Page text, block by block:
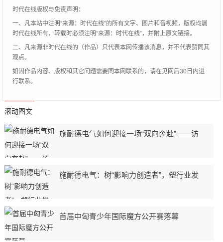
时代在线版权与免责声明：
一、凡本站中注明“来源：时代在线”的所有文字、图片和音视频，版权均属
时代在线所有，转载时必须注明“来源：时代在线”，并附上原文链接。
二、凡来源非时代在线的（作品）只代表本网传播该消息，并不代表赞同其
观点。
如因作品内容、版权和其它问题需要同本网联系的，请在见网后30日内进
行联系。
滚动图文
施耐德电气如何迎接一场“双向奔赴”——访
施耐德电气：树“影响力创造者”，塑行业发
首届中匈青少年国际魔方公开赛落幕